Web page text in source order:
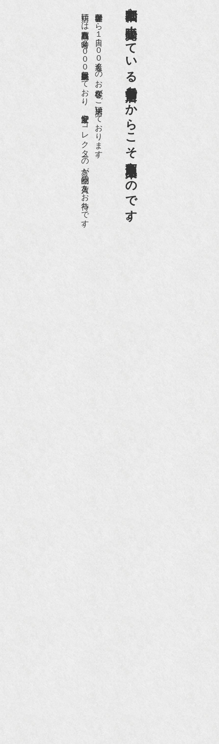
京都祇園で小売販売している
老舗骨董店だからこそ高価買取出来るのです。
世界各国から１日１００名近くのお客様がご来店頂いております。
店頭には買取商品を常時２０００点以上展示販売しており、
愛好家やコレクターの方が品物の入荷をお待ちです。